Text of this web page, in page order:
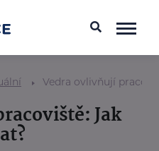
Vedra ovlivňují
Jak